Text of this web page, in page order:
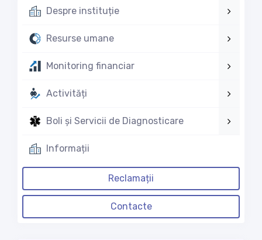
Despre instituție
Resurse umane
Monitoring financiar
Activități
Boli și Servicii de Diagnosticare
Informații
Reclamații
Contacte